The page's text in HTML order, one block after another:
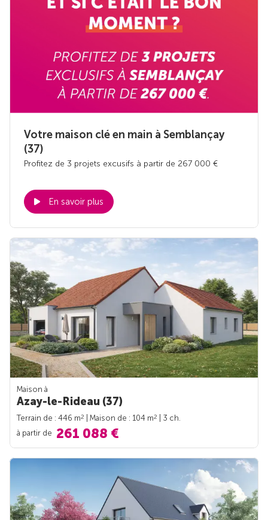
Votre maison clé en main à Semblançay
(37)
Profitez de 3 projets excusifs à partir de 267 000 €
En savoir plus
Maison à
Azay-le-Rideau (37)
Terrain de : 446 m2 | Maison de : 104 m2
| 3 ch.
à partir de 261 088 €